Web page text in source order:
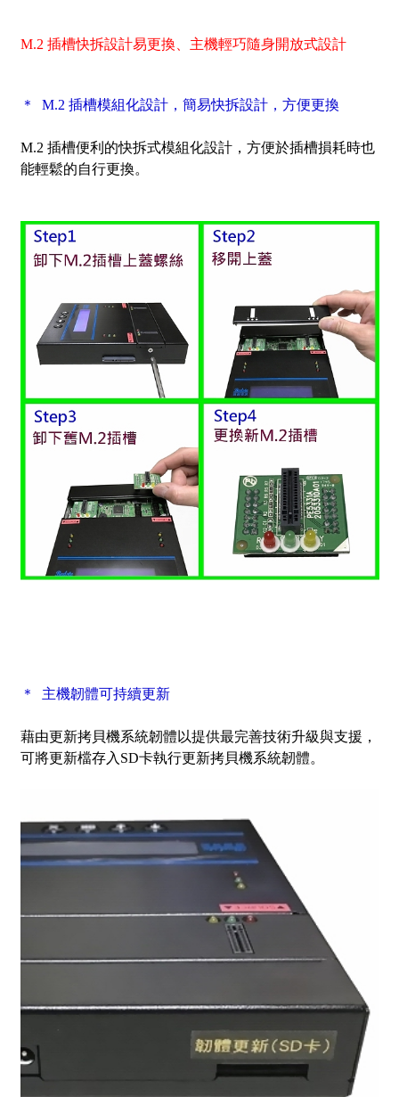
M.2 插槽快拆設計易更換 、主機輕巧隨身開放式設計
＊ M.2 插槽模組化設計，簡易快拆設計，方便更換
M.2 插槽便利的快拆式模組化設計，方便於插槽損耗時也
能輕鬆的自行更換。
＊ 主機韌體可持續更新
藉由更新拷貝機系統韌體以提供最完善技術升級與支援，
可將更新檔存入SD卡執行更新拷貝機系統韌體。